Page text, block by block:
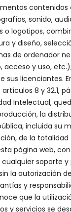
contenidos
sonido,
o logotipos,
y diseño,
de ordenador
acceso y uso,
sus licenciantes.
8 y 32.1,
Intelectual,
la
incluida su
de la totalidad
página web,
soporte y
la autorización
y
que la
y servicios se